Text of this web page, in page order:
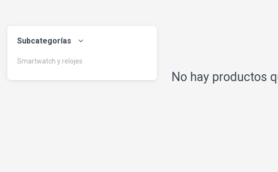
Subcategorías
Smartwatch y relojes
No hay productos